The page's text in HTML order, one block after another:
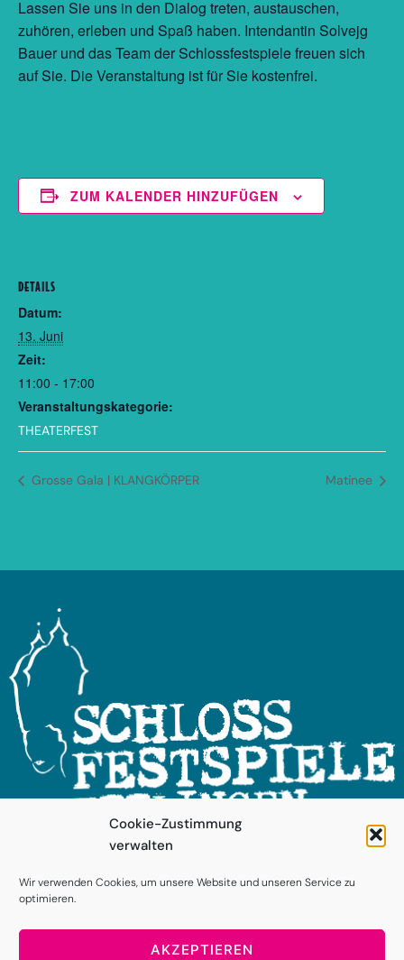
Cookie-Zustimmung
verwalten
Wir verwenden Cookies, um unsere Website und unseren Service zu
optimieren.
AKZEPTIEREN
Lassen Sie uns in den Dialog treten, austauschen,
zuhören, erleben und Spaß haben. Intendantin Solvejg
Bauer und das Team der Schlossfestspiele freuen sich
auf Sie. Die Veranstaltung ist für Sie kostenfrei.
ZUM KALENDER HINZUFÜGEN
DETAILS
Datum:
13. Juni
Zeit:
11:00 - 17:00
Veranstaltungskategorie:
THEATERFEST
Grosse Gala | KLANGKÖRPER Matinee
FOLGEN SIE UNS!